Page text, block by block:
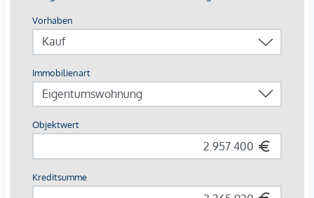
Der Mix aus lichtdurchfluteten Räumen, durchdachten
Grundrissen und hochwertigen Materialien schafft ein
besonderes Wohngefühl. Das Wohnprojekt verbindet
architektonische Raffinesse mit einem behaglichen
Wohncharakter. Besonders exklusiv ist die Möglichkeit,
Grundrisse und Ausstattungsdetails derzeit noch individuell
an persönliche Wünsche anzupassen. Durch die Nähe zu
Donau, Wiener Prater und WU bietet die Lage eine
einzigartige Kombination aus Natur, Freizeit und urbaner
Lebensqualität.